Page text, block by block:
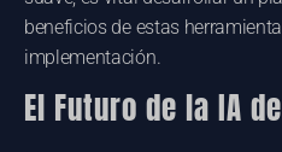
beneficios de estas
implementación.
El Futuro de la IA